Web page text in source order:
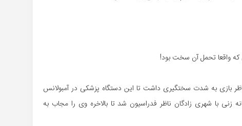
بازی به شدت سختگیری داشت تا این دستگاه پزشکی در آمبولانس
با شهری زادگان ناظر فدراسیون شد تا بالاخره وی را مجاب به